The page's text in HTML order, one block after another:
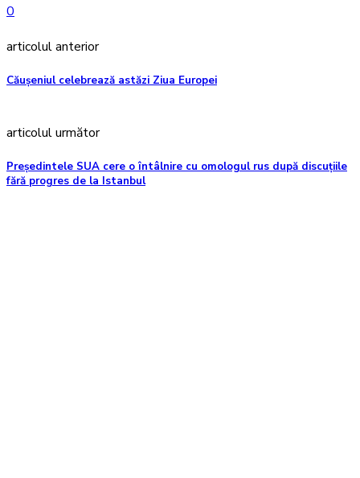
0
articolul anterior
Căușeniul celebrează astăzi Ziua Europei
articolul următor
Președintele SUA cere o întâlnire cu omologul rus după discuțiile
fără progres de la Istanbul